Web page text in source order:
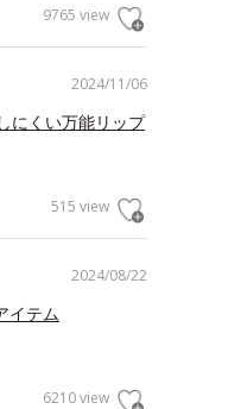
9765 view
2024/11/06
にくい万能リップ
515 view
2024/08/22
イテム
6210 view